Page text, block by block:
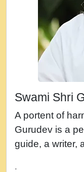
गल लग जव त
तू कर
2018 -
Maharaj.mp3
न म गवद
नह भरस
सहर चरण क
बगड नसब
shastri ji
Swami Shri
A portent of
Gurudev is a
guide, a writer,
.